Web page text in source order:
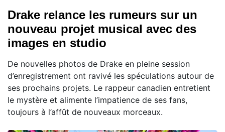
Drake relance les rumeurs sur un
nouveau projet musical avec des
images en studio
De nouvelles photos de Drake en pleine session
d’enregistrement ont ravivé les spéculations autour de
ses prochains projets. Le rappeur canadien entretient
le mystère et alimente l’impatience de ses fans,
toujours à l’affût de nouveaux morceaux.